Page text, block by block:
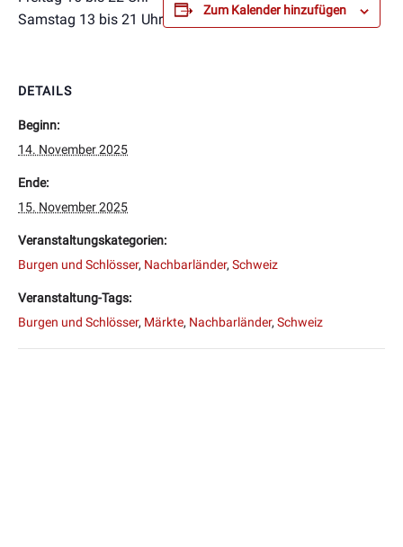
Samstag 13 bis 21 Uhr
Zum Kalender hinzufügen
DETAILS
Beginn:
14. November 2025
Ende:
15. November 2025
Veranstaltungskategorien:
Burgen und Schlösser, Nachbarländer, Schweiz
Veranstaltung-Tags:
Burgen und Schlösser, Märkte, Nachbarländer, Schweiz